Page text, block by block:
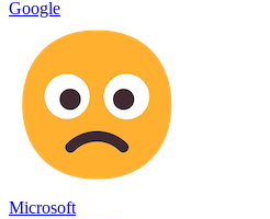
Google
Microsoft